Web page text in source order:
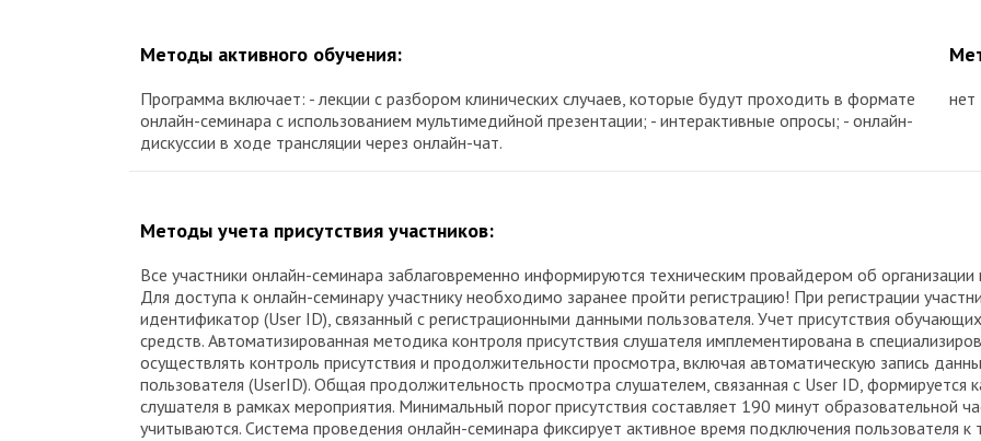
Методы активного обучения:
Программа включает: - лекции с разбором клинических случаев, которые будут проходить в формате
онлайн-семинара с использованием мультимедийной презентации; - интерактивные опросы; - онлайн-
дискуссии в ходе трансляции через онлайн-чат.
нет
Методы учета присутствия участников:
Все участники онлайн-семинара заблаговременно информируются техническим провайдером об
Для доступа к онлайн-семинару участнику необходимо заранее пройти регистрацию! При регистрации
идентификатор (User ID), связанный с регистрационными данными пользователя. Учет присутствия
средств. Автоматизированная методика контроля присутствия слушателя имплементирована в
осуществлять контроль присутствия и продолжительности просмотра, включая автоматическую запись
пользователя (UserID). Общая продолжительность просмотра слушателем, связанная с User ID, формируется
слушателя в рамках мероприятия. Минимальный порог присутствия составляет 190 минут образовательной
учитываются. Система проведения онлайн-семинара фиксирует активное время подключения пользователя